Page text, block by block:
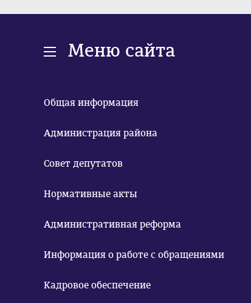
Меню сайта
Общая информация
Администрация района
Совет депутатов
Нормативные акты
Административная реформа
Информация о работе с обращениями
Кадровое обеспечение